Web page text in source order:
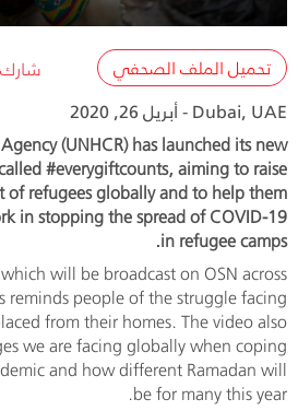
شارك
تحميل الملف الصحفي
Dubai, UAE - أبريل 26, 2020
(UNHCR) has launched its new
#everygiftcounts, aiming to raise
of refugees globally and to help them
in stopping the spread of COVID-19
in refugee camps.
will be broadcast on OSN across
reminds people of the struggle facing
from their homes. The video also
we are facing globally when coping
and how different Ramadan will
be for many this year.